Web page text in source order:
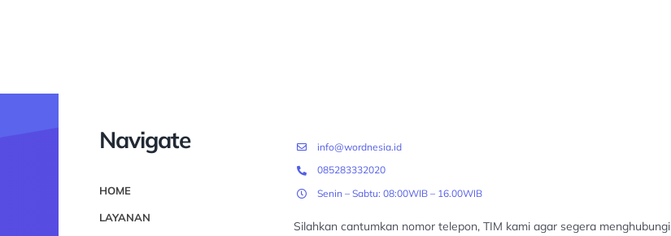
Navigate
HOME
LAYANAN
info@wordnesia.id
085283332020
Senin – Sabtu: 08:00WIB – 16.00WIB
Silahkan cantumkan nomor telepon, TIM kami agar segera menghubungi